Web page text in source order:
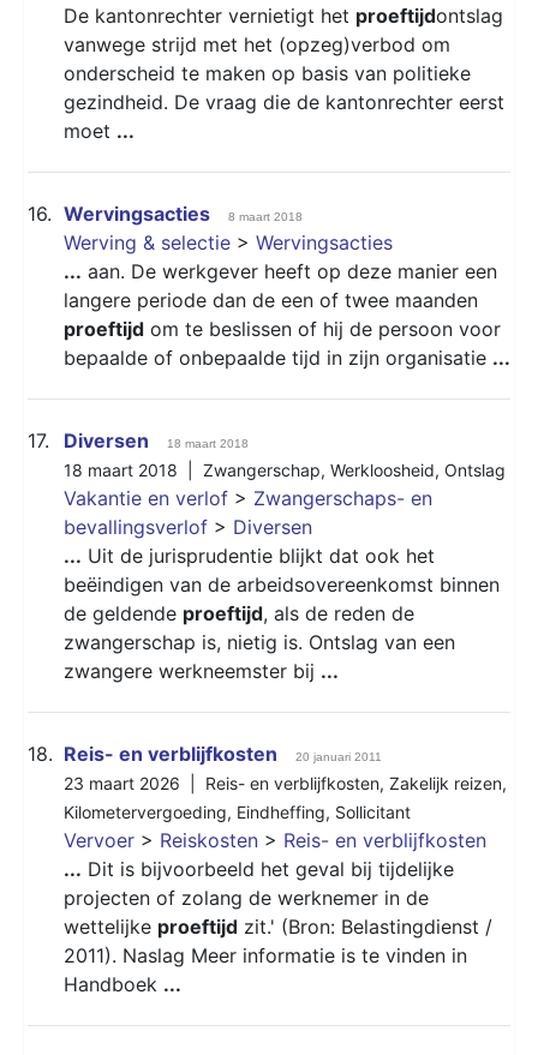
De kantonrechter vernietigt het proeftijdontslag
vanwege strijd met het (opzeg)verbod om
onderscheid te maken op basis van politieke
gezindheid. De vraag die de kantonrechter eerst
moet ...
16. Wervingsacties 8 maart 2018
Werving & selectie > Wervingsacties
... aan. De werkgever heeft op deze manier een
langere periode dan de een of twee maanden
proeftijd om te beslissen of hij de persoon voor
bepaalde of onbepaalde tijd in zijn organisatie ...
17. Diversen 18 maart 2018
18 maart 2018 | Zwangerschap, Werkloosheid, Ontslag
Vakantie en verlof > Zwangerschaps- en
bevallingsverlof > Diversen
... Uit de jurisprudentie blijkt dat ook het
beëindigen van de arbeidsovereenkomst binnen
de geldende proeftijd, als de reden de
zwangerschap is, nietig is. Ontslag van een
zwangere werkneemster bij ...
18. Reis- en verblijfkosten 20 januari 2011
23 maart 2026 | Reis- en verblijfkosten, Zakelijk reizen,
Kilometervergoeding, Eindheffing, Sollicitant
Vervoer > Reiskosten > Reis- en verblijfkosten
... Dit is bijvoorbeeld het geval bij tijdelijke
projecten of zolang de werknemer in de
wettelijke proeftijd zit.' (Bron: Belastingdienst /
2011). Naslag Meer informatie is te vinden in
Handboek ...